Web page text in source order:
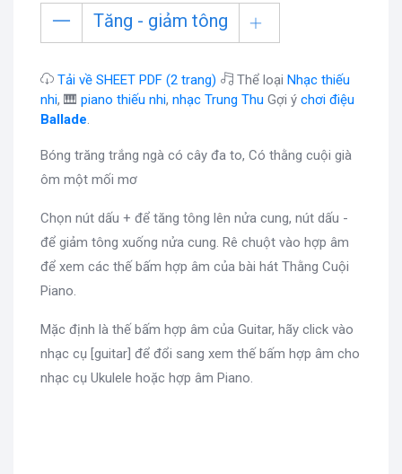
Tăng - giảm tông
Tải về SHEET PDF (2 trang) Thể loại Nhạc thiếu
nhi, 🎹 piano thiếu nhi, nhạc Trung Thu Gợi ý chơi điệu
Ballade.
Bóng trăng trắng ngà có cây đa to, Có thằng cuội già
ôm một mối mơ
Chọn nút dấu + để tăng tông lên nửa cung, nút dấu -
để giảm tông xuống nửa cung. Rê chuột vào hợp âm
để xem các thế bấm hợp âm của bài hát Thằng Cuội
Piano.
Mặc định là thế bấm hợp âm của Guitar, hãy click vào
nhạc cụ [guitar] để đổi sang xem thế bấm hợp âm cho
nhạc cụ Ukulele hoặc hợp âm Piano.